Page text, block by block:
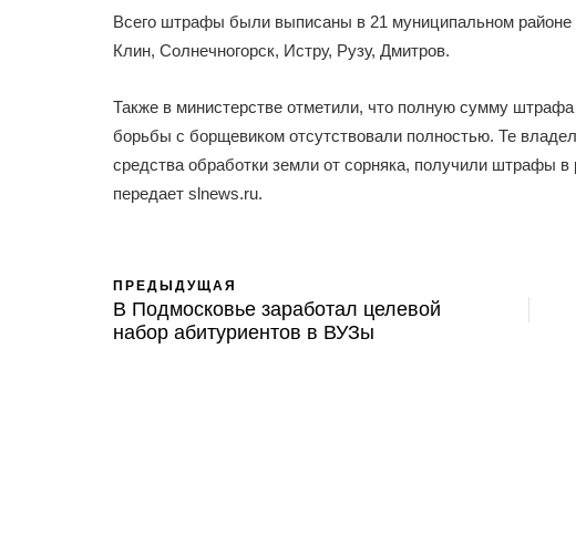
Всего штрафы были выписаны в 21 муниципальном
Клин, Солнечногорск, Истру, Рузу, Дмитров.
Также в министерстве отметили, что полную сумму
борьбы с борщевиком отсутствовали полностью. Те
средства обработки земли от сорняка, получили штрафы
передает slnews.ru.
ПРЕДЫДУЩАЯ
В Подмосковье заработал целевой
набор абитуриентов в ВУЗы